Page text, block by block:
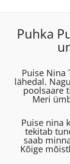
Puhka
Puise Nina
lähedal.
poolsaare
Meri
Puise nina
tekitab
saab
Kõige